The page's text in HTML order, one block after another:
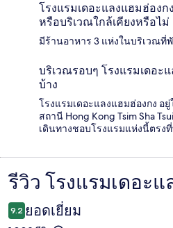
โรงแรมเดอะแลงแฮมฮ่อง
หรือบริเวณใกล้เคียงหรือไม่
มีร้านอาหาร 3 แห่งในบริเวณที่
บริเวณรอบๆ โรงแรมเดอะ
บ้าง
โรงแรมเดอะแลงแฮมฮ่องกง อ
สถานี Hong Kong Tsim Sha
เดินทางชอบโรงแรมแห่งนี้ตรง
รีวิว
รีวิว โรงแรมเดอะ
9.2 ยอดเยี่ยม